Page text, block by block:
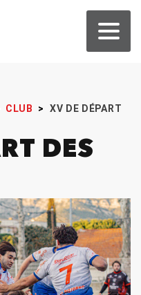
CLUB >
XV DE DÉPART
DES